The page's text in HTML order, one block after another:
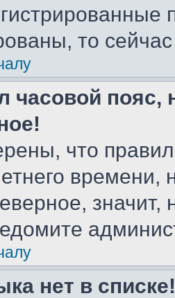
то
часовой пояс,
что
значит,
нет в списке!